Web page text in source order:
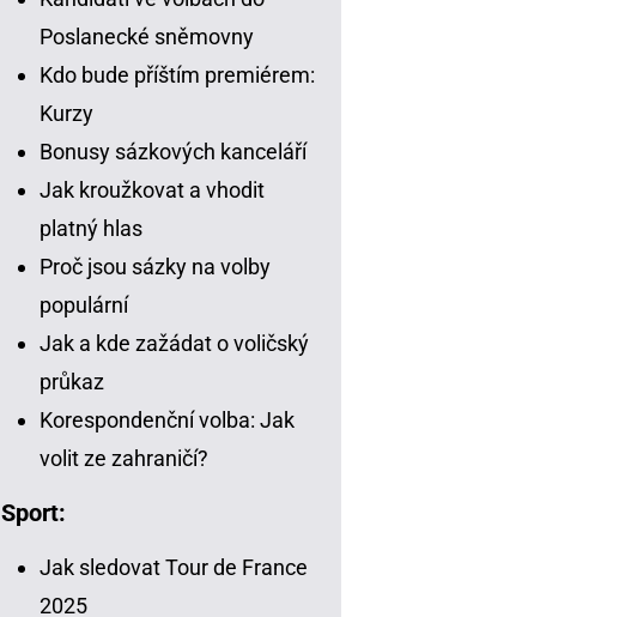
Poslanecké sněmovny
Kdo bude příštím premiérem:
Kurzy
Bonusy sázkových kanceláří
Jak kroužkovat a vhodit
platný hlas
Proč jsou sázky na volby
populární
Jak a kde zažádat o voličský
průkaz
Korespondenční volba: Jak
volit ze zahraničí?
Sport:
Jak sledovat Tour de France
2025